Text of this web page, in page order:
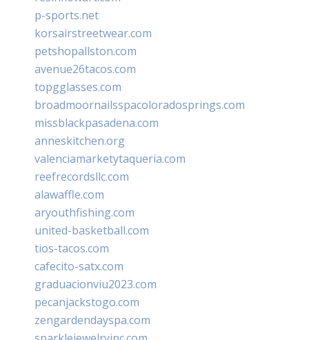
p-sports.net
korsairstreetwear.com
petshopallston.com
avenue26tacos.com
topgglasses.com
broadmoornailsspacoloradosprings.com
missblackpasadena.com
anneskitchen.org
valenciamarketytaqueria.com
reefrecordsllc.com
alawaffle.com
aryouthfishing.com
united-basketball.com
tios-tacos.com
cafecito-satx.com
graduacionviu2023.com
pecanjackstogo.com
zengardendayspa.com